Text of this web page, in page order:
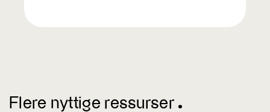
Flere nyttige ressurser ^